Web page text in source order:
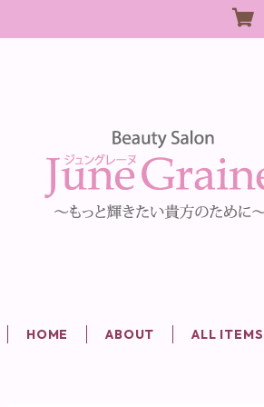
HOME ABOUT ALL ITEMS